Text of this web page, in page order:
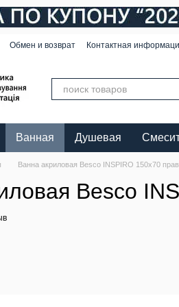
Обмен и возврат Контактная
Ванная Душевая
Ванна акриловая Besco INSPIRO 150х70
Besco